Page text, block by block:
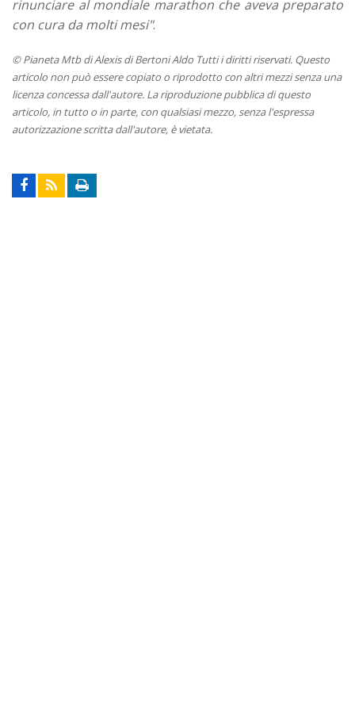
rinunciare al mondiale marathon che aveva preparato
con cura da molti mesi".
© Pianeta Mtb di Alexis di Bertoni Aldo Tutti i diritti riservati. Questo
articolo non può essere copiato o riprodotto con altri mezzi senza una
licenza concessa dall'autore. La riproduzione pubblica di questo
articolo, in tutto o in parte, con qualsiasi mezzo, senza l'espressa
autorizzazione scritta dall'autore, è vietata.